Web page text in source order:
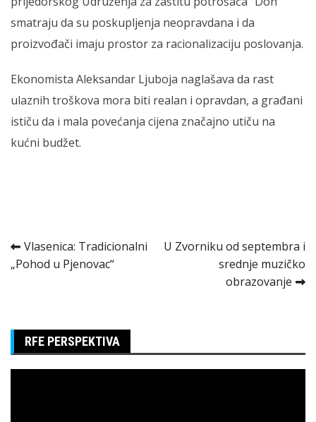
smatraju da su poskupljenja neopravdana i da
proizvođači imaju prostor za racionalizaciju poslovanja.
Ekonomista Aleksandar Ljuboja naglašava da rast
ulaznih troškova mora biti realan i opravdan, a građani
ističu da i mala povećanja cijena značajno utiču na
kućni budžet.
Kretanje
članka
Vlasenica: Tradicionalni
„Pohod u Pjenovac“
U Zvorniku od septembra i
srednje muzičko
obrazovanje
RFE PERSPEKTIVA